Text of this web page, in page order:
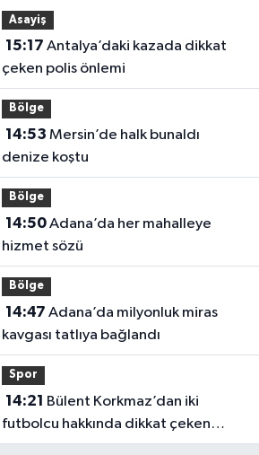
Asayiş
15:17
çeken polis önlemi
Bölge
14:53
denize koştu
Bölge
14:50Adana’da her mahalleye
hizmet sözü
Bölge
14:47
kavgası tatlıya bağlandı
Spor
14:21
futbolcu hakkında dikkat çeken
açıklama